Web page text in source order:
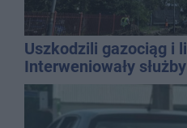
Uszkodzili gazociąg i
Interweniowały służby